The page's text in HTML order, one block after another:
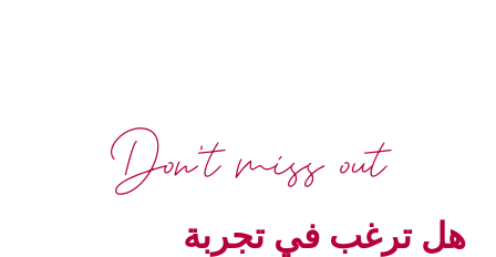
هل ترغب في تجربة
Don't miss out